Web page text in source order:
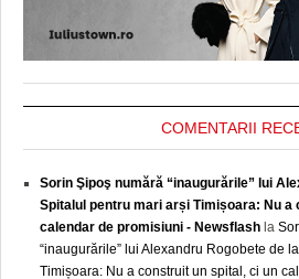
COMENTARII
Sorin Şipoş numără “inaugurările” lui
Spitalul pentru mari arși Timișoara: Nu a
calendar de promisiuni - Newsflash la
“inaugurările” lui Alexandru Rogobete de
Timișoara: Nu a construit un spital, ci un